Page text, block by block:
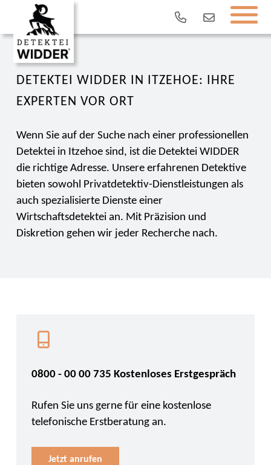
DETEKTEI WIDDER IN ITZEHOE: IHRE
EXPERTEN VOR ORT
Wenn Sie auf der Suche nach einer professionellen
Detektei in Itzehoe sind, ist die Detektei WIDDER
die richtige Adresse. Unsere erfahrenen Detektive
bieten sowohl Privatdetektiv-Dienstleistungen als
auch spezialisierte Dienste einer
Wirtschaftsdetektei an. Mit Präzision und
Diskretion gehen wir jeder Recherche nach.
0800 - 00 00 735 Kostenloses Erstgespräch
Rufen Sie uns gerne für eine kostenlose
telefonische Erstberatung an.
Jetzt anrufen